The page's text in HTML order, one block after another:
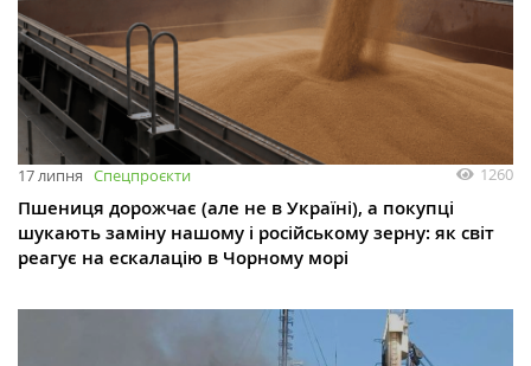
17 липня Спецпроєкти 1260
Пшениця дорожчає (але не в Україні), а покупці
шукають заміну нашому і російському зерну: як світ
реагує на ескалацію в Чорному морі